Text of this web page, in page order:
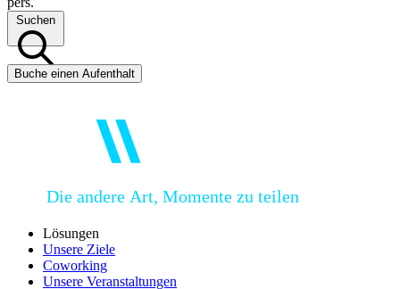
Buche einen Aufenthalt
Die andere Art, Momente zu teilen
Lösungen
Unsere Ziele
Coworking
Unsere Veranstaltungen